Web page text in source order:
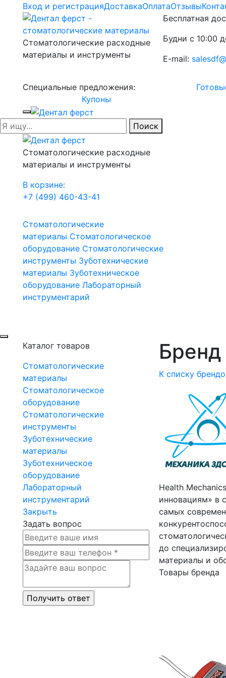
Вход и регистрацияДоставкаОплатаОтзывы
Стоматологические расходные
материалы и инструменты
Бесплатная
Будни с 10:00
E-mail:
Специальные предложения:
Купоны
Поиск
Стоматологические расходные
материалы и инструменты
В корзине:
+7 (499) 460-43-41
Стоматологические
материалы Стоматологическое
оборудование Стоматологические
инструменты Зуботехнические
материалы Зуботехническое
оборудование Лабораторный
инструментарий
Каталог товаров
Стоматологические
материалы
Стоматологическое
оборудование
Стоматологические
инструменты
Зуботехнические
материалы
Зуботехническое
оборудование
Лабораторный
инструментарий
Закрыть
Задать вопрос
К списку
Health
инновациям» в
самых
до
материалы и
Товары бренда